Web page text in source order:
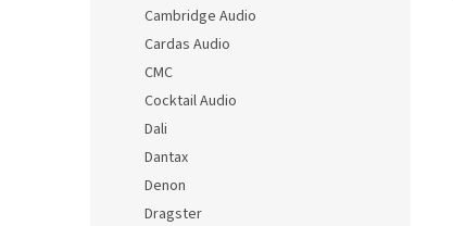
Cambridge Audio
Cardas Audio
CMC
Cocktail Audio
Dali
Dantax
Denon
Dragster